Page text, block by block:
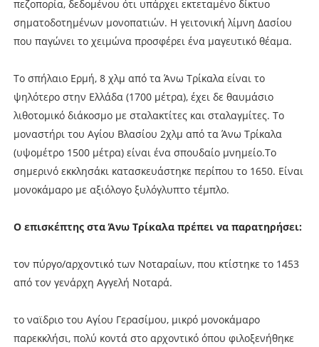
πεζοπορία, δεδομένου ότι υπάρχει εκτεταμένο δίκτυο
σηματοδοτημένων μονοπατιών. Η γειτονική λίμνη Δασίου
που παγώνει το χειμώνα προσφέρει ένα μαγευτικό θέαμα.
Το σπήλαιο Ερμή, 8 χλμ από τα Άνω Τρίκαλα είναι το
ψηλότερο στην Ελλάδα (1700 μέτρα), έχει δε θαυμάσιο
λιθοτομικό διάκοσμο με σταλακτίτες και σταλαγμίτες. Το
μοναστήρι του Αγίου Βλασίου 2χλμ από τα Άνω Τρίκαλα
(υψομέτρο 1500 μέτρα) είναι ένα σπουδαίο μνημείο.Το
σημερινό εκκλησάκι κατασκευάστηκε περίπου το 1650. Είναι
μονοκάμαρο με αξιόλογο ξυλόγλυπτο τέμπλο.
Ο επισκέπτης στα Άνω Τρίκαλα πρέπει να παρατηρήσει:
τον πύργο/αρχοντικό των Νοταραίων, που κτίστηκε το 1453
από τον γενάρχη Αγγελή Νοταρά.
το ναϊδριο του Αγίου Γερασίμου, μικρό μονοκάμαρο
παρεκκλήσι, πολύ κοντά στο αρχοντικό όπου φιλοξενήθηκε